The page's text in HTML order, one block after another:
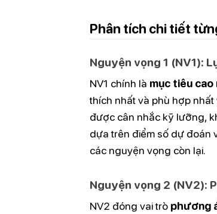
Phân tích chi tiết
Nguyện vọng 1 (NV1):
NV1 chính là mục tiêu cao
thích nhất và phù hợp
được cân nhắc kỹ lưỡng,
dựa trên điểm số dự đoán
các nguyện vọng còn lại.
Nguyện vọng 2 (NV2):
NV2 đóng vai trò phương